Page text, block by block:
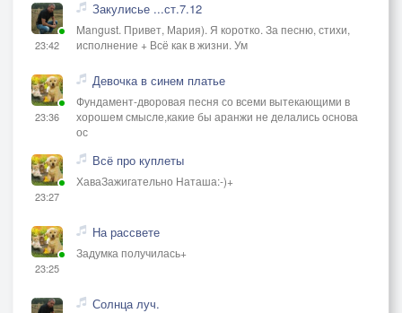
23:42
Закулисье ...ст.7.12
Mangust. Привет, Мария). Я коротко. За песню, стихи,
исполнение + Всё как в жизни. Ум
23:36
Девочка в синем платье
Фундамент-дворовая песня со всеми вытекающими в
хорошем смысле,какие бы аранжи не делались основа
ос
23:27
Всё про куплеты
ХаваЗажигательно Наташа:-)+
23:25
На рассвете
Задумка получилась+
Солнца луч.